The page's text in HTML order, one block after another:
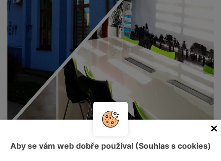
roku 1993 jako dodavatel a servisní
Aby se vám web dobře používal (Souhlas s cookies)